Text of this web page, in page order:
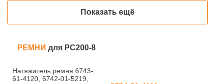
Показать ещё
РЕМНИ для PC200-8
Натяжитель ремня 6743-
61-4120, 6742-01-5219,